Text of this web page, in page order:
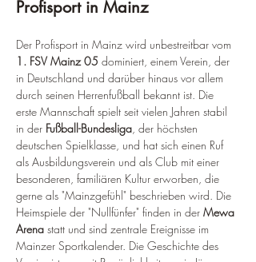
Profisport in Mainz
Der Profisport in Mainz wird unbestreitbar vom
1. FSV Mainz 05 dominiert, einem Verein, der
in Deutschland und darüber hinaus vor allem
durch seinen Herrenfußball bekannt ist. Die
erste Mannschaft spielt seit vielen Jahren stabil
in der Fußball-Bundesliga , der höchsten
deutschen Spielklasse, und hat sich einen Ruf
als Ausbildungsverein und als Club mit einer
besonderen, familiären Kultur erworben, die
gerne als "Mainzgefühl" beschrieben wird. Die
Heimspiele der "Nullfünfer" finden in der Mewa
Arena statt und sind zentrale Ereignisse im
Mainzer Sportkalender. Die Geschichte des